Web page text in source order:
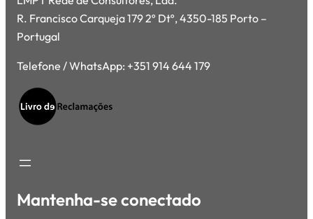
R. Francisco Carqueja 179 2º Dtº, 4350-185 Porto –
Portugal
Telefone / WhatsApp: +351 914 644 179
Mantenha-se conectado